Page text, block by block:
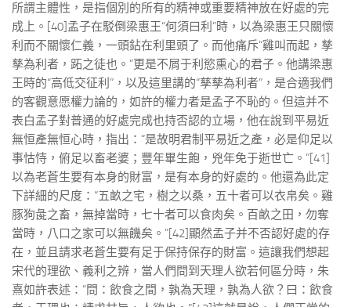
所謂主體性，是指個別的所有的精神或重要精神放在好處的完
成上。[40]孟子在駁倒梁惠王“何須曰利”時，以為梁惠王只關懷
利而不關懷仁義，一頭鉆在利里頭了。而他痛斥“雞叫而起，孳
孳為利者，跖之徒也。”更是不屑于利慾熏心的君子。他講梁惠
王時的“高低交征利”，以及這里講的“孳孳為利者”，是合適我們
的客觀意愿權力論的，如許的權力者是孟子不恥的。但這并不
表白孟子對普通的好處完成也持否認的立場，他在說到平易近
無恒產無恒心時，指出：“是故明君制平易近之產，必是仰足以
事怙恃，俯足以畜老婆；豐年畢生飽，兇年免于逝世亡。”[41]
以為老蒼生要有本身的財富，是有本身的好處的。他還為此定
下詳細的尺度：“五畝之宅，樹之以桑，五十者可以衣帛矣。雞
豚狗彘之畜，無掉當時，七十者可以食肉矣。百畝之田，勿奪
當時，八口之家可以無饑矣。”[42]顯然孟子并不否認好處的存
在，並且請求老蒼生要有足于保持保存的財富。這讓我們想起
宋代的理欲、義利之辨，當人們問到天理人欲若何區分時，朱
熹如許表述：“問：飲食之間，孰為天理，孰為人欲？曰：飲食